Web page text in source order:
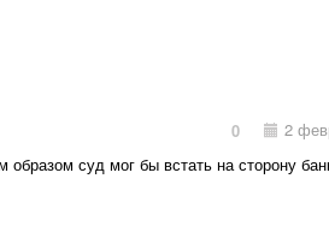
2
0
суд мог бы встать на сторону